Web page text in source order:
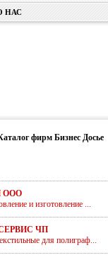
НАС
фирм Бизнес Досье
ООО
и изготовление ...
ЧП
для полиграф...